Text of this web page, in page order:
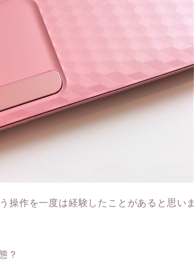
操作を一度は経験したことがあると思いま
？